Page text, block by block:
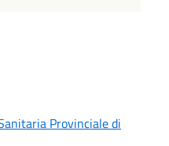
Provinciale di